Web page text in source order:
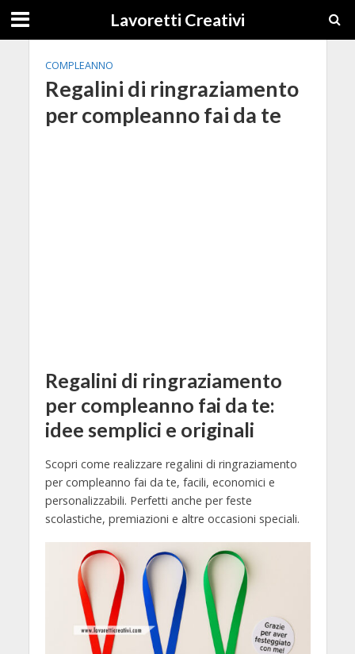
Lavoretti Creativi
COMPLEANNO
Regalini di ringraziamento
per compleanno fai da te
Regalini di ringraziamento
per compleanno fai da te:
idee semplici e originali
Scopri come realizzare regalini di ringraziamento
per compleanno fai da te, facili, economici e
personalizzabili. Perfetti anche per feste
scolastiche, premiazioni e altre occasioni speciali.